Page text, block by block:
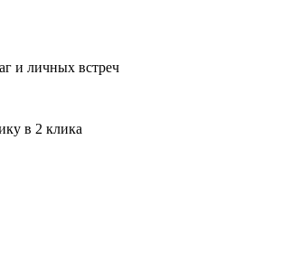
и личных встреч
в 2 клика